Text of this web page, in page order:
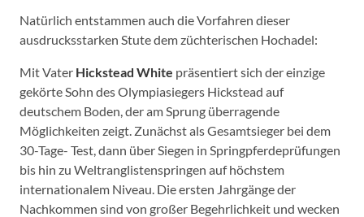
Natürlich entstammen auch die Vorfahren dieser
ausdrucksstarken Stute dem züchterischen Hochadel:
Mit Vater Hickstead White präsentiert sich der einzige
gekörte Sohn des Olympiasiegers Hickstead auf
deutschem Boden, der am Sprung überragende
Möglichkeiten zeigt. Zunächst als Gesamtsieger bei dem
30-Tage- Test, dann über Siegen in Springpferdeprüfungen
bis hin zu Weltranglistenspringen auf höchstem
internationalem Niveau. Die ersten Jahrgänge der
Nachkommen sind von großer Begehrlichkeit und wecken